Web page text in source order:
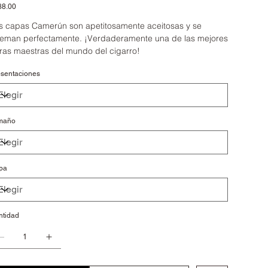
capas Camerún son apetitosamente aceitosas y se
perfectamente. ¡Verdaderamente una de las mejores
maestras del mundo del cigarro!